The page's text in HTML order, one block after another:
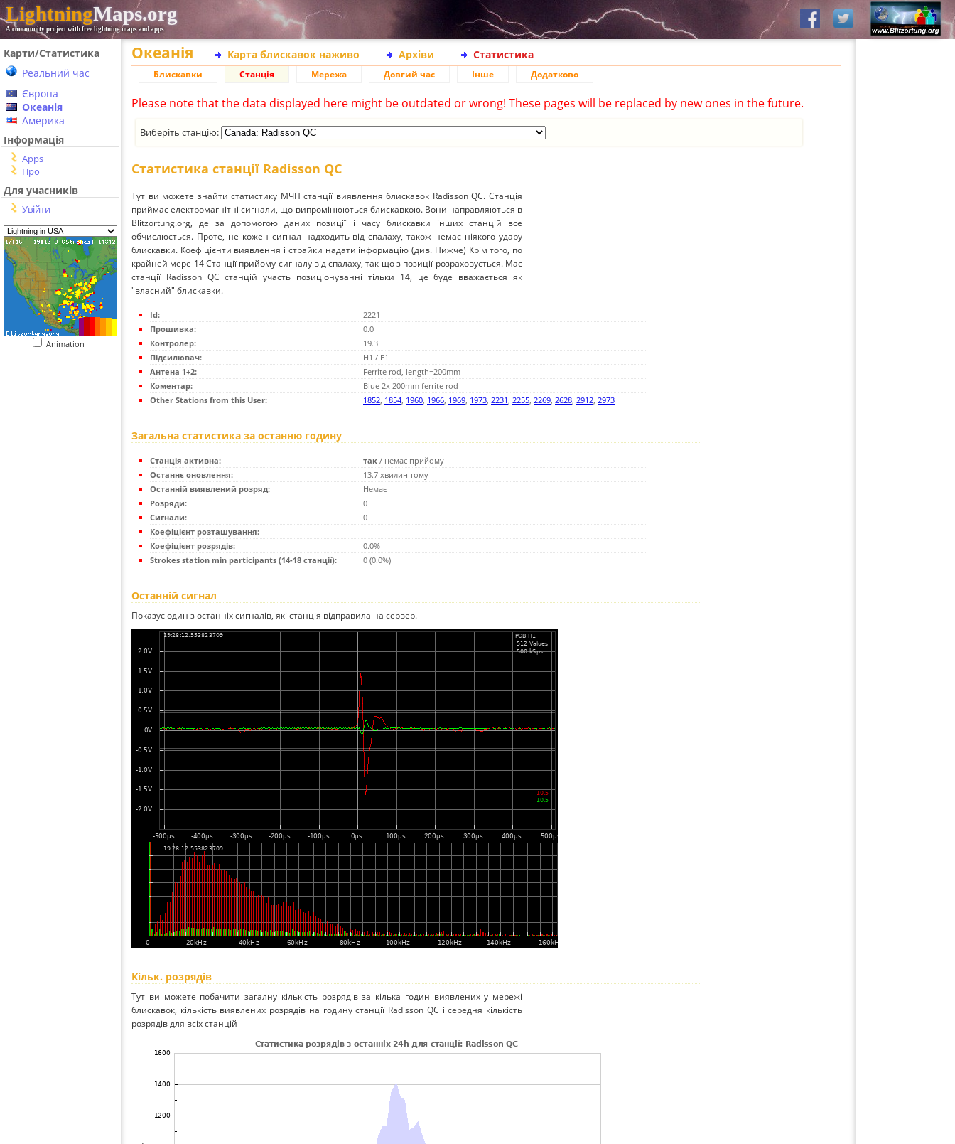
LightningMaps.org
A community project with free lightning maps and apps
Карти/Статистика
Реальний час
Європа
Океанія
Америка
Інформація
Apps
Про
Для учасників
Увійти
Animation
Океанія Карта блискавок наживо Архіви Статистика
Блискавки Станція Мережа Довгий час Інше Додатково
Please note that the data displayed here might be outdated or wrong! These pages will be replaced by new ones in the future.
Виберіть станцію:
Статистика станції Radisson QC
Тут ви можете знайти статистику МЧП станції виявлення блискавок Radisson QC. Станція
приймає електромагнітні сигнали, що випромінюються блискавкою. Вони направляються в
Blitzortung.org, де за допомогою даних позиції і часу блискавки інших станцій все
обчислюється. Проте, не кожен сигнал надходить від спалаху, також немає ніякого удару
блискавки. Коефіцієнти виявлення і страйки надати інформацію (див. Нижче) Крім того, по
крайней мере 14 Станції прийому сигналу від спалаху, так що з позиції розраховується. Має
станції Radisson QC станцій участь позиціонуванні тільки 14, це буде вважається як
"власний" блискавки.
Id:
2221
Прошивка:
0.0
Контролер:
19.3
Підсилювач:
H1 / E1
Антена 1+2:
Ferrite rod, length=200mm
Коментар:
Blue 2x 200mm ferrite rod
Other Stations from this User:
1852, 1854, 1960, 1966, 1969, 1973, 2231, 2255, 2269, 2628, 2912, 2973
Загальна статистика за останню годину
Станція активна: так / немає прийому
Останнє оновлення:
13.7 хвилин тому
Останній виявлений розряд:
Немає
Розряди:
0
Сигнали:
0
Коефіцієнт розташування:
-
Коефіцієнт розрядів:
0.0%
Strokes station min participants (14-18 станції):
0 (0.0%)
Останній сигнал
Показує один з останніх сигналів, які станція відправила на сервер.
Кільк. розрядів
Тут ви можете побачити загалну кількість розрядів за кілька годин виявлених у мережі
блискавок, кількість виявлених розрядів на годину станції Radisson QC і середня кількість
розрядів для всіх станцій